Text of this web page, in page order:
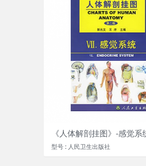
型号 : 人民卫生出版社